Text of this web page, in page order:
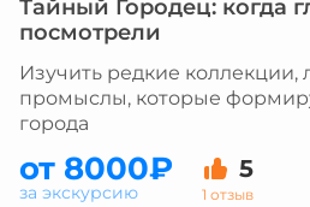
Тайный Городец: когда
посмотрели
Изучить редкие коллекции,
промыслы, которые
города
от 8000₽ 5
1 отзыв
за экскурсию